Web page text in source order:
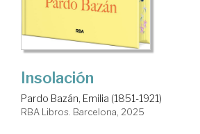
Insolación
Pardo Bazán, Emilia (1851-1921)
RBA Libros. Barcelona, 2025